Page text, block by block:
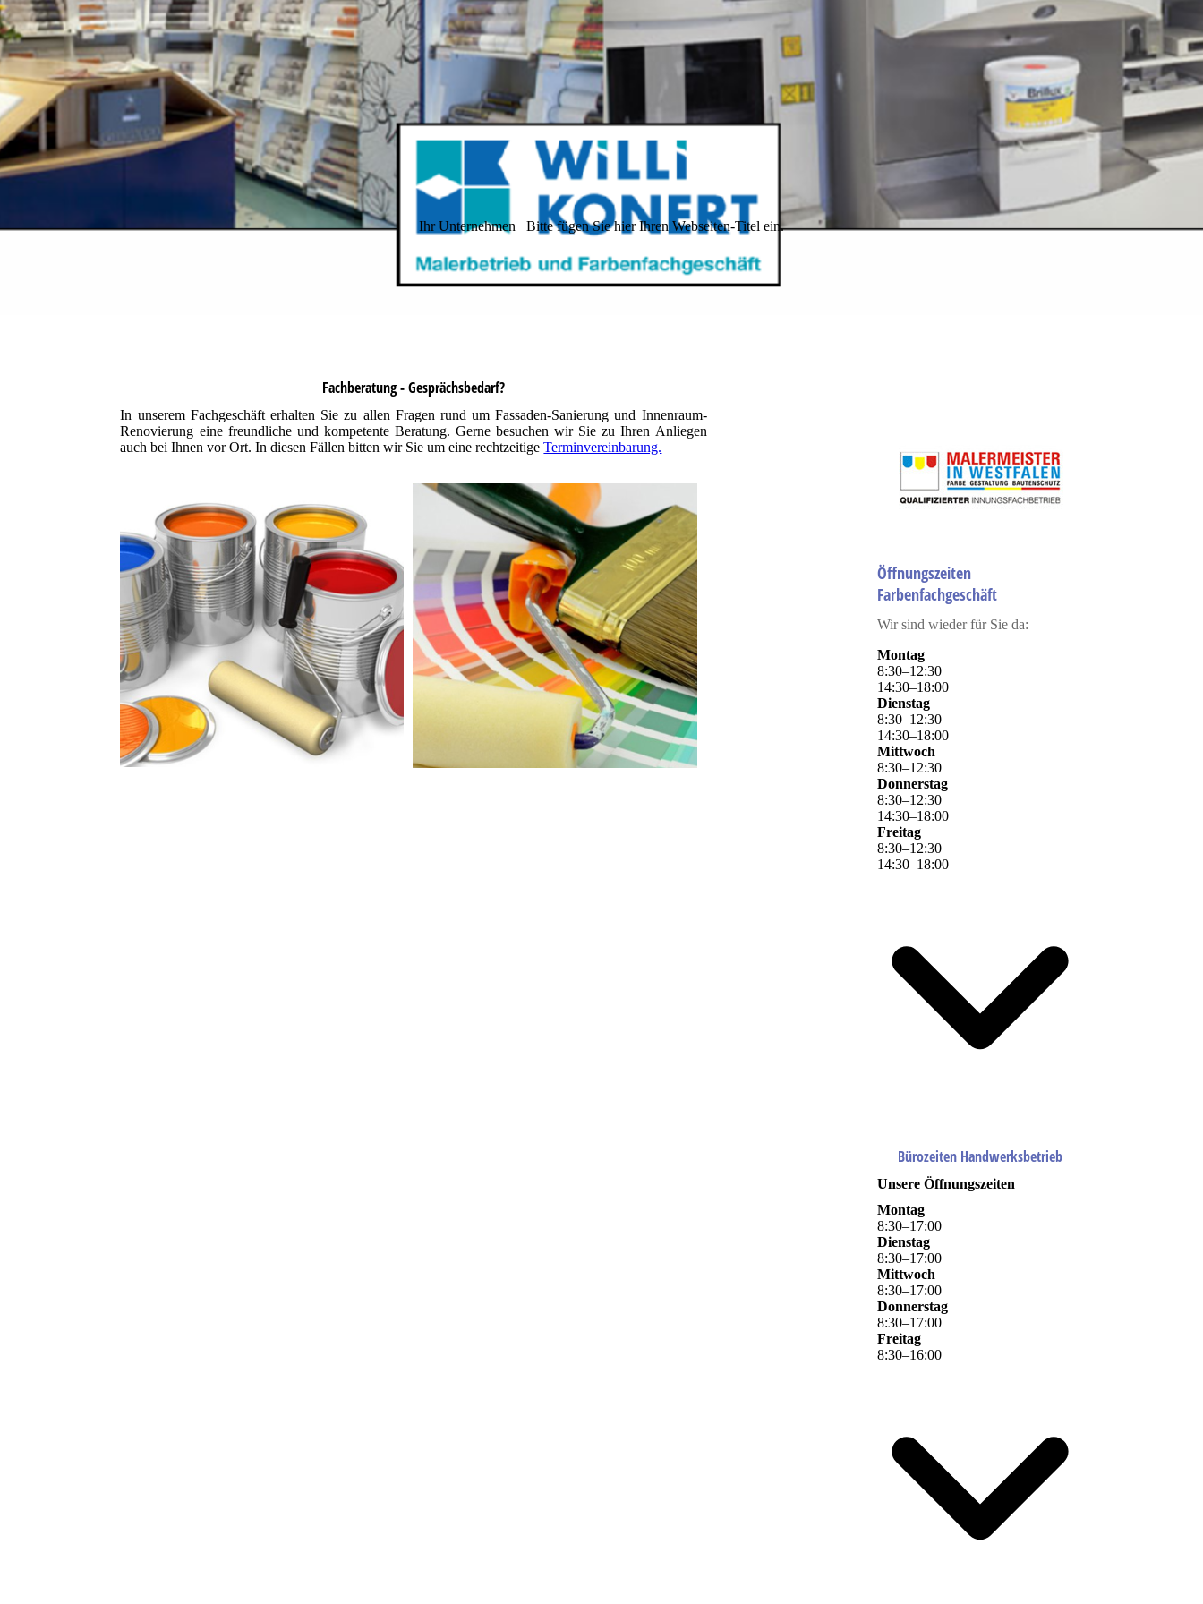
Ihr Unternehmen Bitte fügen Sie hier Ihren Webseiten-Titel ein.
Fachberatung - Gesprächsbedarf?
In unserem Fachgeschäft erhalten Sie zu allen Fragen rund um Fassaden-Sanierung und Innenraum-
Renovierung eine freundliche und kompetente Beratung. Gerne besuchen wir Sie zu Ihren Anliegen
auch bei Ihnen vor Ort. In diesen Fällen bitten wir Sie um eine rechtzeitigeTerminvereinbarung.
Öffnungszeiten
Farbenfachgeschäft
Wir sind wieder für Sie da:
Montag
8:30–12:30
14:30–18:00
Dienstag
8:30–12:30
14:30–18:00
Mittwoch
8:30–12:30
Donnerstag
8:30–12:30
14:30–18:00
Freitag
8:30–12:30
14:30–18:00
Bürozeiten Handwerksbetrieb
Unsere Öffnungszeiten
Montag
8:30–17:00
Dienstag
8:30–17:00
Mittwoch
8:30–17:00
Donnerstag
8:30–17:00
Freitag
8:30–16:00